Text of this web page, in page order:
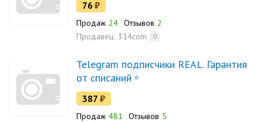
76₽
Продаж 24 Отзывов 2
Продавец: 314com 0
Telegram подписчики REAL. Гарантия
от списаний
387 ₽
Продаж 481 Отзывов 5